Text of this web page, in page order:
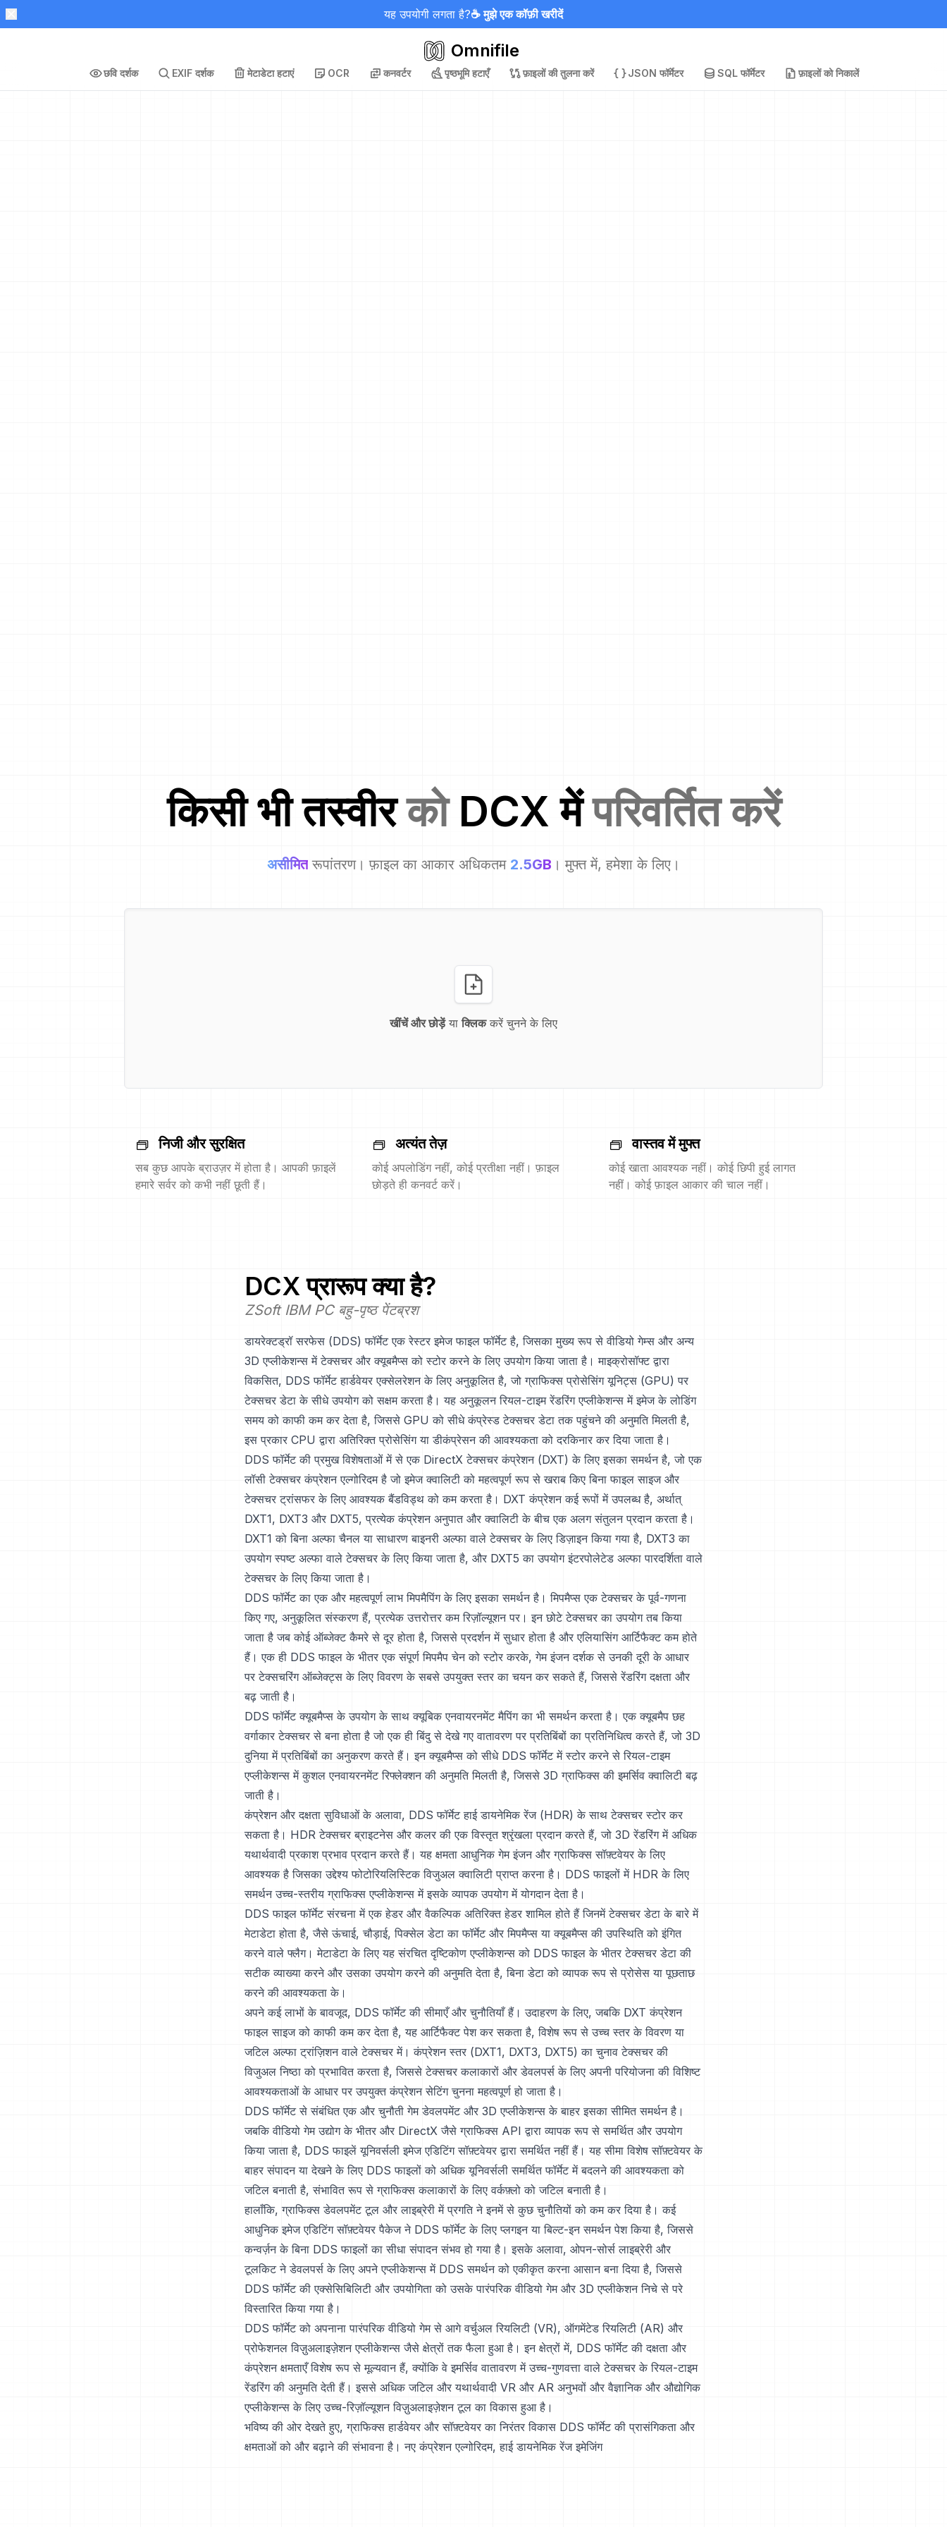
यह उपयोगी लगता है?☕ मुझे एक कॉफ़ी खरीदें
Omnifile
छवि दर्शक EXIF दर्शक मेटाडेटा हटाएं OCR कनवर्टर पृष्ठभूमि हटाएँ फ़ाइलों की तुलना करें JSON फॉर्मेटर SQL फॉर्मेटर फ़ाइलों को निकालें
किसी भी तस्वीरको DCX मेंपरिवर्तित करें
असीमित रूपांतरण। फ़ाइल का आकार अधिकतम 2.5GB । मुफ्त में, हमेशा के लिए।
खींचें और छोड़ेंया क्लिककरें चुनने के लिए
निजी और सुरक्षित
सब कुछ आपके ब्राउज़र में होता है। आपकी फ़ाइलें
हमारे सर्वर को कभी नहीं छूती हैं।
अत्यंत तेज़
कोई अपलोडिंग नहीं, कोई प्रतीक्षा नहीं। फ़ाइल
छोड़ते ही कनवर्ट करें।
वास्तव में मुफ्त
कोई खाता आवश्यक नहीं। कोई छिपी हुई लागत
नहीं। कोई फ़ाइल आकार की चाल नहीं।
DCXप्रारूप क्या है?
ZSoft IBM PC बहु-पृष्ठ पेंटब्रश
डायरेक्टड्रॉ सरफेस (DDS) फॉर्मेट एक रेस्टर इमेज फाइल फॉर्मेट है, जिसका मुख्य रूप से वीडियो गेम्स और अन्य
3D एप्लीकेशन्स में टेक्सचर और क्यूबमैप्स को स्टोर करने के लिए उपयोग किया जाता है। माइक्रोसॉफ्ट द्वारा
विकसित, DDS फॉर्मेट हार्डवेयर एक्सेलरेशन के लिए अनुकूलित है, जो ग्राफिक्स प्रोसेसिंग यूनिट्स (GPU) पर
टेक्सचर डेटा के सीधे उपयोग को सक्षम करता है। यह अनुकूलन रियल-टाइम रेंडरिंग एप्लीकेशन्स में इमेज के लोडिंग
समय को काफी कम कर देता है, जिससे GPU को सीधे कंप्रेस्ड टेक्सचर डेटा तक पहुंचने की अनुमति मिलती है,
इस प्रकार CPU द्वारा अतिरिक्त प्रोसेसिंग या डीकंप्रेसन की आवश्यकता को दरकिनार कर दिया जाता है।
DDS फॉर्मेट की प्रमुख विशेषताओं में से एक DirectX टेक्सचर कंप्रेशन (DXT) के लिए इसका समर्थन है, जो एक
लॉसी टेक्सचर कंप्रेशन एल्गोरिदम है जो इमेज क्वालिटी को महत्वपूर्ण रूप से खराब किए बिना फाइल साइज और
टेक्सचर ट्रांसफर के लिए आवश्यक बैंडविड्थ को कम करता है। DXT कंप्रेशन कई रूपों में उपलब्ध है, अर्थात्
DXT1, DXT3 और DXT5, प्रत्येक कंप्रेशन अनुपात और क्वालिटी के बीच एक अलग संतुलन प्रदान करता है।
DXT1 को बिना अल्फा चैनल या साधारण बाइनरी अल्फा वाले टेक्सचर के लिए डिज़ाइन किया गया है, DXT3 का
उपयोग स्पष्ट अल्फा वाले टेक्सचर के लिए किया जाता है, और DXT5 का उपयोग इंटरपोलेटेड अल्फा पारदर्शिता वाले
टेक्सचर के लिए किया जाता है।
DDS फॉर्मेट का एक और महत्वपूर्ण लाभ मिपमैपिंग के लिए इसका समर्थन है। मिपमैप्स एक टेक्सचर के पूर्व-गणना
किए गए, अनुकूलित संस्करण हैं, प्रत्येक उत्तरोत्तर कम रिज़ॉल्यूशन पर। इन छोटे टेक्सचर का उपयोग तब किया
जाता है जब कोई ऑब्जेक्ट कैमरे से दूर होता है, जिससे प्रदर्शन में सुधार होता है और एलियासिंग आर्टिफैक्ट कम होते
हैं। एक ही DDS फाइल के भीतर एक संपूर्ण मिपमैप चेन को स्टोर करके, गेम इंजन दर्शक से उनकी दूरी के आधार
पर टेक्सचरिंग ऑब्जेक्ट्स के लिए विवरण के सबसे उपयुक्त स्तर का चयन कर सकते हैं, जिससे रेंडरिंग दक्षता और
बढ़ जाती है।
DDS फॉर्मेट क्यूबमैप्स के उपयोग के साथ क्यूबिक एनवायरनमेंट मैपिंग का भी समर्थन करता है। एक क्यूबमैप छह
वर्गाकार टेक्सचर से बना होता है जो एक ही बिंदु से देखे गए वातावरण पर प्रतिबिंबों का प्रतिनिधित्व करते हैं, जो 3D
दुनिया में प्रतिबिंबों का अनुकरण करते हैं। इन क्यूबमैप्स को सीधे DDS फॉर्मेट में स्टोर करने से रियल-टाइम
एप्लीकेशन्स में कुशल एनवायरनमेंट रिफ्लेक्शन की अनुमति मिलती है, जिससे 3D ग्राफिक्स की इमर्सिव क्वालिटी बढ़
जाती है।
कंप्रेशन और दक्षता सुविधाओं के अलावा, DDS फॉर्मेट हाई डायनेमिक रेंज (HDR) के साथ टेक्सचर स्टोर कर
सकता है। HDR टेक्सचर ब्राइटनेस और कलर की एक विस्तृत श्रृंखला प्रदान करते हैं, जो 3D रेंडरिंग में अधिक
यथार्थवादी प्रकाश प्रभाव प्रदान करते हैं। यह क्षमता आधुनिक गेम इंजन और ग्राफिक्स सॉफ़्टवेयर के लिए
आवश्यक है जिसका उद्देश्य फोटोरियलिस्टिक विजुअल क्वालिटी प्राप्त करना है। DDS फाइलों में HDR के लिए
समर्थन उच्च-स्तरीय ग्राफिक्स एप्लीकेशन्स में इसके व्यापक उपयोग में योगदान देता है।
DDS फाइल फॉर्मेट संरचना में एक हेडर और वैकल्पिक अतिरिक्त हेडर शामिल होते हैं जिनमें टेक्सचर डेटा के बारे में
मेटाडेटा होता है, जैसे ऊंचाई, चौड़ाई, पिक्सेल डेटा का फॉर्मेट और मिपमैप्स या क्यूबमैप्स की उपस्थिति को इंगित
करने वाले फ्लैग। मेटाडेटा के लिए यह संरचित दृष्टिकोण एप्लीकेशन्स को DDS फाइल के भीतर टेक्सचर डेटा की
सटीक व्याख्या करने और उसका उपयोग करने की अनुमति देता है, बिना डेटा को व्यापक रूप से प्रोसेस या पूछताछ
करने की आवश्यकता के।
अपने कई लाभों के बावजूद, DDS फॉर्मेट की सीमाएँ और चुनौतियाँ हैं। उदाहरण के लिए, जबकि DXT कंप्रेशन
फाइल साइज को काफी कम कर देता है, यह आर्टिफैक्ट पेश कर सकता है, विशेष रूप से उच्च स्तर के विवरण या
जटिल अल्फा ट्रांज़िशन वाले टेक्सचर में। कंप्रेशन स्तर (DXT1, DXT3, DXT5) का चुनाव टेक्सचर की
विजुअल निष्ठा को प्रभावित करता है, जिससे टेक्सचर कलाकारों और डेवलपर्स के लिए अपनी परियोजना की विशिष्ट
आवश्यकताओं के आधार पर उपयुक्त कंप्रेशन सेटिंग चुनना महत्वपूर्ण हो जाता है।
DDS फॉर्मेट से संबंधित एक और चुनौती गेम डेवलपमेंट और 3D एप्लीकेशन्स के बाहर इसका सीमित समर्थन है।
जबकि वीडियो गेम उद्योग के भीतर और DirectX जैसे ग्राफिक्स API द्वारा व्यापक रूप से समर्थित और उपयोग
किया जाता है, DDS फाइलें यूनिवर्सली इमेज एडिटिंग सॉफ़्टवेयर द्वारा समर्थित नहीं हैं। यह सीमा विशेष सॉफ़्टवेयर के
बाहर संपादन या देखने के लिए DDS फाइलों को अधिक यूनिवर्सली समर्थित फॉर्मेट में बदलने की आवश्यकता को
जटिल बनाती है, संभावित रूप से ग्राफिक्स कलाकारों के लिए वर्कफ़्लो को जटिल बनाती है।
हालाँकि, ग्राफिक्स डेवलपमेंट टूल और लाइब्रेरी में प्रगति ने इनमें से कुछ चुनौतियों को कम कर दिया है। कई
आधुनिक इमेज एडिटिंग सॉफ़्टवेयर पैकेज ने DDS फॉर्मेट के लिए प्लगइन या बिल्ट-इन समर्थन पेश किया है, जिससे
कन्वर्ज़न के बिना DDS फाइलों का सीधा संपादन संभव हो गया है। इसके अलावा, ओपन-सोर्स लाइब्रेरी और
टूलकिट ने डेवलपर्स के लिए अपने एप्लीकेशन्स में DDS समर्थन को एकीकृत करना आसान बना दिया है, जिससे
DDS फॉर्मेट की एक्सेसिबिलिटी और उपयोगिता को उसके पारंपरिक वीडियो गेम और 3D एप्लीकेशन निचे से परे
विस्तारित किया गया है।
DDS फॉर्मेट को अपनाना पारंपरिक वीडियो गेम से आगे वर्चुअल रियलिटी (VR), ऑगमेंटेड रियलिटी (AR) और
प्रोफेशनल विज़ुअलाइज़ेशन एप्लीकेशन्स जैसे क्षेत्रों तक फैला हुआ है। इन क्षेत्रों में, DDS फॉर्मेट की दक्षता और
कंप्रेशन क्षमताएँ विशेष रूप से मूल्यवान हैं, क्योंकि वे इमर्सिव वातावरण में उच्च-गुणवत्ता वाले टेक्सचर के रियल-टाइम
रेंडरिंग की अनुमति देती हैं। इससे अधिक जटिल और यथार्थवादी VR और AR अनुभवों और वैज्ञानिक और औद्योगिक
एप्लीकेशन्स के लिए उच्च-रिज़ॉल्यूशन विज़ुअलाइज़ेशन टूल का विकास हुआ है।
भविष्य की ओर देखते हुए, ग्राफिक्स हार्डवेयर और सॉफ़्टवेयर का निरंतर विकास DDS फॉर्मेट की प्रासंगिकता और
क्षमताओं को और बढ़ाने की संभावना है। नए कंप्रेशन एल्गोरिदम, हाई डायनेमिक रेंज इमेजिंग